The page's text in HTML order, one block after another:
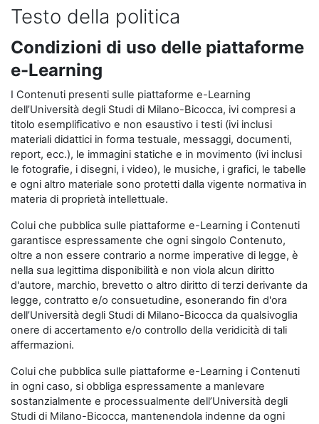
Testo della politica
Condizioni di uso delle piattaforme
e-Learning
I Contenuti presenti sulle piattaforme e-Learning
dell’Università degli Studi di Milano-Bicocca, ivi compresi a
titolo esemplificativo e non esaustivo i testi (ivi inclusi
materiali didattici in forma testuale, messaggi, documenti,
report, ecc.), le immagini statiche e in movimento (ivi inclusi
le fotografie, i disegni, i video), le musiche, i grafici, le tabelle
e ogni altro materiale sono protetti dalla vigente normativa in
materia di proprietà intellettuale.
Colui che pubblica sulle piattaforme e-Learning i Contenuti
garantisce espressamente che ogni singolo Contenuto,
oltre a non essere contrario a norme imperative di legge, è
nella sua legittima disponibilità e non viola alcun diritto
d'autore, marchio, brevetto o altro diritto di terzi derivante da
legge, contratto e/o consuetudine, esonerando fin d'ora
dell’Università degli Studi di Milano-Bicocca da qualsivoglia
onere di accertamento e/o controllo della veridicità di tali
affermazioni.
Colui che pubblica sulle piattaforme e-Learning i Contenuti
in ogni caso, si obbliga espressamente a manlevare
sostanzialmente e processualmente dell’Università degli
Studi di Milano-Bicocca, mantenendola indenne da ogni